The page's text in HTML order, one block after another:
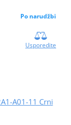
Po narudžbi
Usporedite
A01-11 Crni